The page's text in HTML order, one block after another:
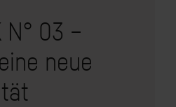
N° 03 –
neue